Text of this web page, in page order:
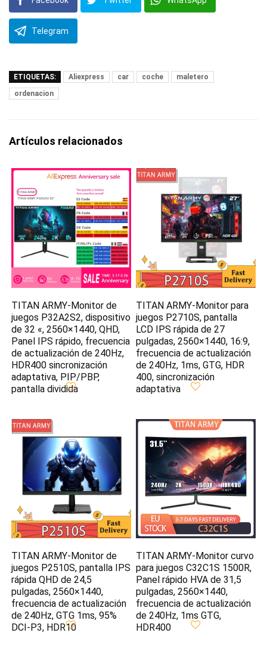
Telegram
ETIQUETAS: Aliexpress car coche
maletero
ordenacion
Artículos relacionados
TITAN ARMY-Monitor de
juegos P32A2S2, dispositivo
de 32 «, 2560×1440, QHD,
Panel IPS rápido, frecuencia
de actualización de 240Hz,
HDR400 sincronización
adaptativa, PIP/PBP,
pantalla dividida
TITAN ARMY-Monitor para
juegos P2710S, pantalla
LCD IPS rápida de 27
pulgadas, 2560×1440, 16:9,
frecuencia de actualización
de 240Hz, 1ms, GTG, HDR
400, sincronización
adaptativa
TITAN ARMY-Monitor de
juegos P2510S, pantalla IPS
rápida QHD de 24,5
pulgadas, 2560×1440,
frecuencia de actualización
de 240Hz, GTG 1ms, 95%
DCI-P3, HDR10
TITAN ARMY-Monitor curvo
para juegos C32C1S 1500R,
Panel rápido HVA de 31,5
pulgadas, 2560×1440,
frecuencia de actualización
de 240Hz, 1ms GTG,
HDR400